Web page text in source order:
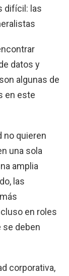
difícil: las
datos y
algunas de
en este
no quieren
una sola
amplia
las
en roles
se deben
corporativa,